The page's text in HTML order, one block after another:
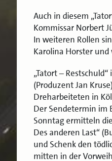
Auch in diesem
Kommissar Norbert
In weiteren Rollen
Karolina Horster und
„Tatort –
(Produzent Jan
Dreharbeiteten in
Der Sendetermin im
Sonntag ermitteln
Des anderen Last“
und Schenk den
mitten in der